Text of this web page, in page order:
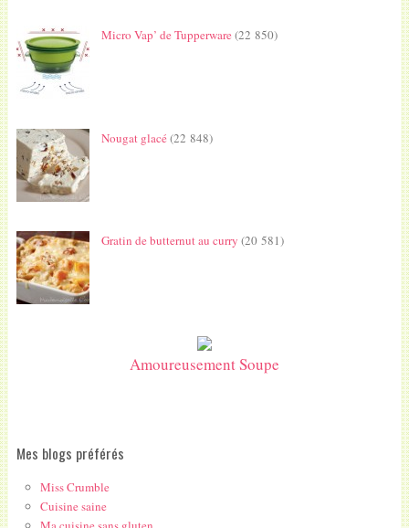
Micro Vap’ de Tupperware(22 850)
Nougat glacé(22 848)
Gratin de butternut au curry (20 581)
Amoureusement Soupe
Mes blogs préférés
Miss Crumble
Cuisine saine